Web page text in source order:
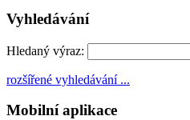
Vyhledávání
Hledaný výraz:
rozšířené vyhledávání ...
Mobilní aplikace